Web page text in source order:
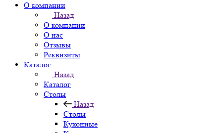
О компании
Назад
О компании
О нас
Отзывы
Реквизиты
Каталог
Назад
Каталог
Столы
Назад
Столы
Кухонные